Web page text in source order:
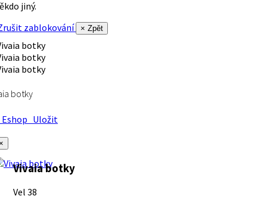
jiný.
zablokování
× Zpět
botky
Uložit
Vivaia botky
Vel 38